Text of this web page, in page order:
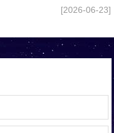
[2026-06-23]